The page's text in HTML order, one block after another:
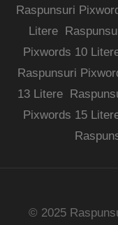
Raspunsuri
Litere
Pixwords 10
Raspunsuri
13 Litere
Pixwords 15
© 2025